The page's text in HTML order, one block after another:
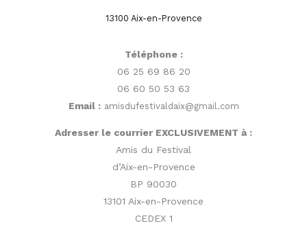
13100 Aix-en-Provence
Téléphone :
06 25 69 86 20
06 60 50 53 63
Email : amisdufestivaldaix@gmail.com
Adresser le courrier EXCLUSIVEMENT à :
Amis du Festival
d’Aix-en-Provence
BP 90030
13101 Aix-en-Provence
CEDEX 1